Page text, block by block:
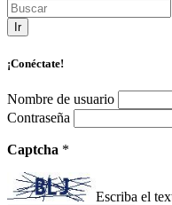
Ir
¡Conéctate!
Nombre de usuario
Contraseña
Captcha *
Escriba el